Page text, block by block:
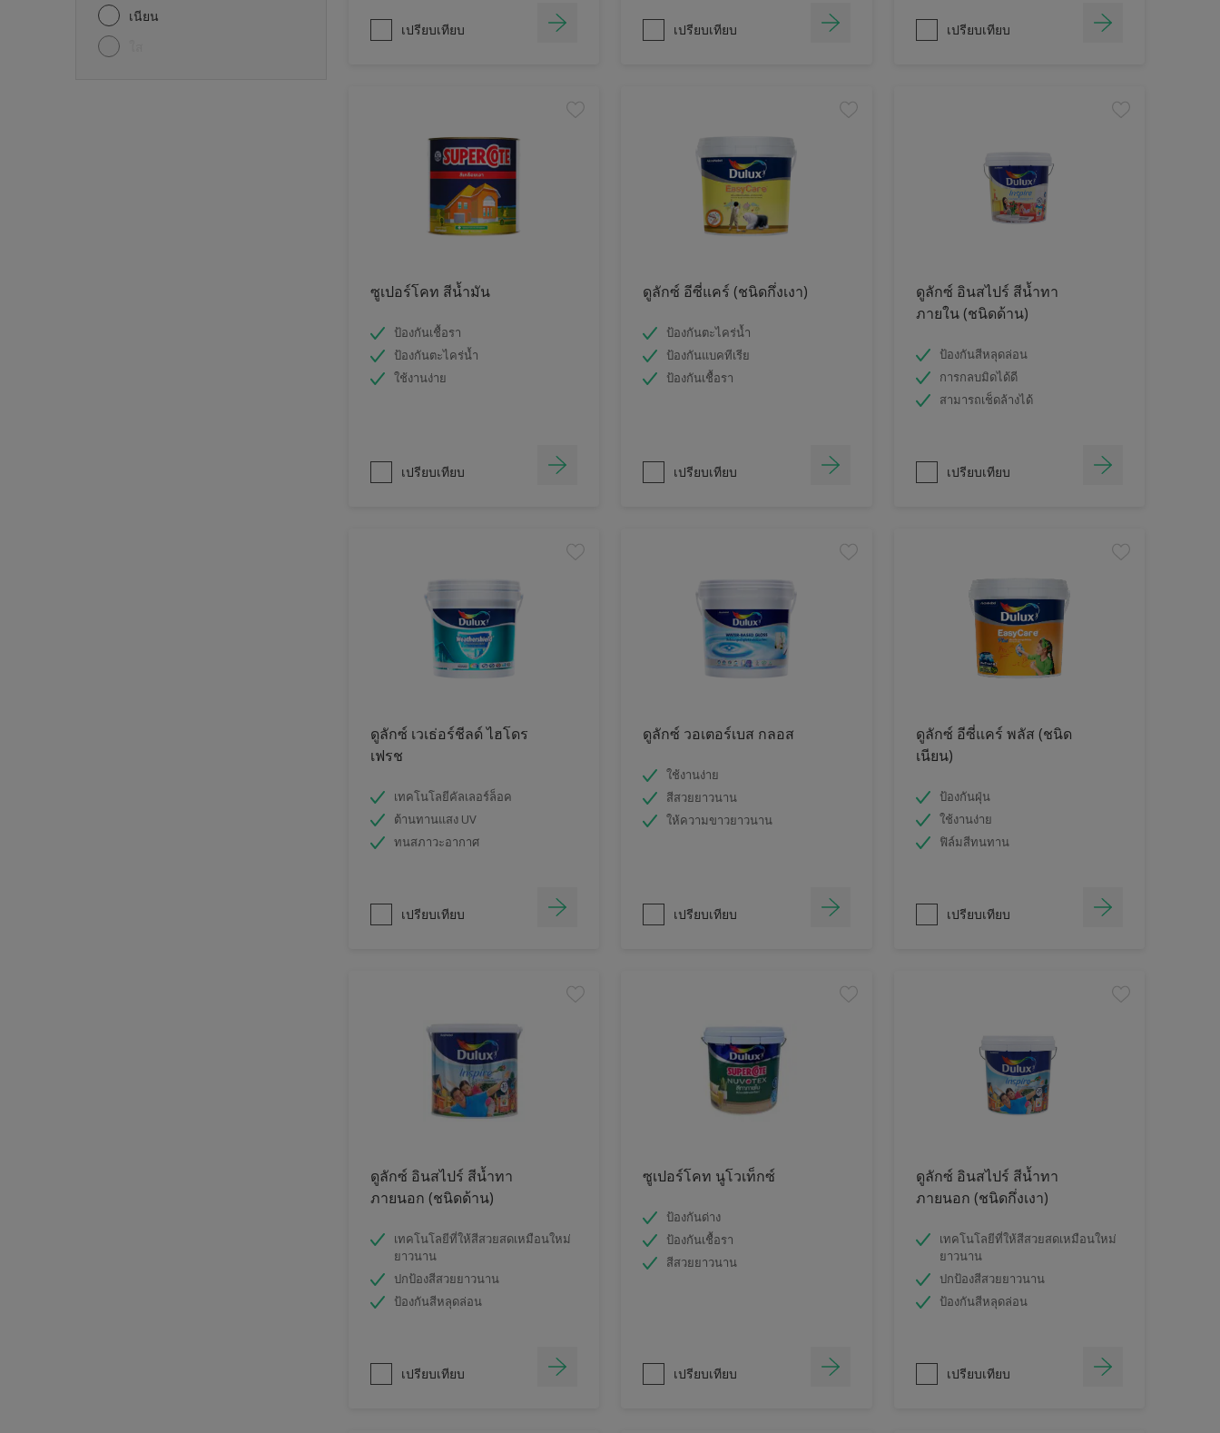
เนียน
เปรียบเทียบ เปรียบเทียบ เปรียบเทียบ
ซูเปอร์โคท สีน้ำมัน
ป้องกันเชื้อรา
ป้องกันตะไคร่น้ำ
ใช้งานง่าย
เปรียบเทียบ
ดูลักซ์ อีซี่แคร์ (ชนิดกึ่งเงา)
ป้องกันตะไคร่น้ำ
ป้องกันแบคทีเรีย
ป้องกันเชื้อรา
เปรียบเทียบ
ดูลักซ์ อินสไปร์ สีน้ำทา
ภายใน (ชนิดด้าน)
ป้องกันสีหลุดล่อน
การกลบมิดได้ดี
สามารถเช็ดล้างได้
เปรียบเทียบ
ดูลักซ์ เวเธ่อร์ชีลด์ ไฮโดร
เฟรช
เทคโนโลยีคัลเลอร์ล็อค
ต้านทานแสง UV
ทนสภาวะอากาศ
เปรียบเทียบ
ดูลักซ์ วอเตอร์เบส กลอส
ใช้งานง่าย
สีสวยยาวนาน
ให้ความขาวยาวนาน
เปรียบเทียบ
ดูลักซ์ อีซี่แคร์ พลัส (ชนิด
เนียน)
ป้องกันฝุ่น
ใช้งานง่าย
ฟิล์มสีทนทาน
เปรียบเทียบ
ดูลักซ์ อินสไปร์ สีน้ำทา
ภายนอก (ชนิดด้าน)
เทคโนโลยีที่ให้สีสวยสดเหมือนใหม่
ยาวนาน
ปกป้องสีสวยยาวนาน
ป้องกันสีหลุดล่อน
เปรียบเทียบ
ซูเปอร์โคท นูโวเท็กซ์
ป้องกันด่าง
ป้องกันเชื้อรา
สีสวยยาวนาน
เปรียบเทียบ
ดูลักซ์ อินสไปร์ สีน้ำทา
ภายนอก (ชนิดกึ่งเงา)
เทคโนโลยีที่ให้สีสวยสดเหมือนใหม่
ยาวนาน
ปกป้องสีสวยยาวนาน
ป้องกันสีหลุดล่อน
เปรียบเทียบ